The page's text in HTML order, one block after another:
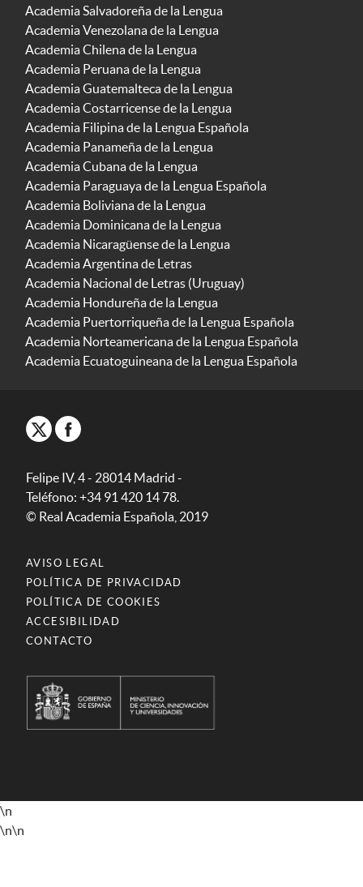
Academia Salvadoreña de la Lengua
Academia Venezolana de la Lengua
Academia Chilena de la Lengua
Academia Peruana de la Lengua
Academia Guatemalteca de la Lengua
Academia Costarricense de la Lengua
Academia Filipina de la Lengua Española
Academia Panameña de la Lengua
Academia Cubana de la Lengua
Academia Paraguaya de la Lengua Española
Academia Boliviana de la Lengua
Academia Dominicana de la Lengua
Academia Nicaragüense de la Lengua
Academia Argentina de Letras
Academia Nacional de Letras (Uruguay)
Academia Hondureña de la Lengua
Academia Puertorriqueña de la Lengua Española
Academia Norteamericana de la Lengua Española
Academia Ecuatoguineana de la Lengua Española
Felipe IV, 4 - 28014 Madrid -
Teléfono: +34 91 420 14 78.
© Real Academia Española, 2019
AVISO LEGAL
POLÍTICA DE PRIVACIDAD
POLÍTICA DE COOKIES
ACCESIBILIDAD
CONTACTO
\n
\n\n